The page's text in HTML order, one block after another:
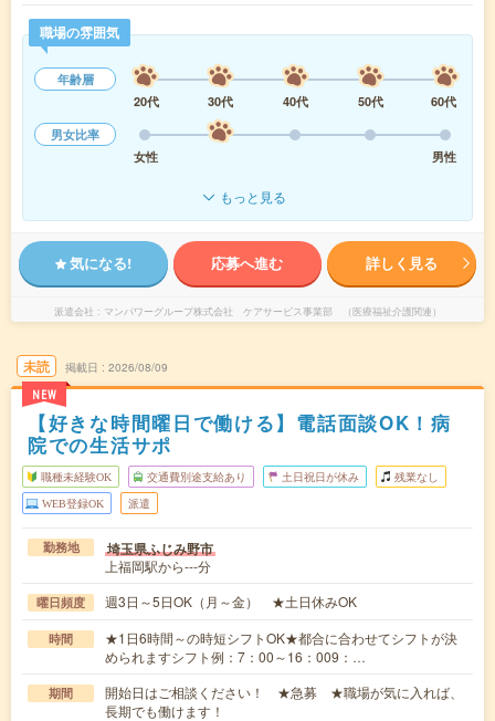
職場の雰囲気
年齢層
20代
30代 40代 50代
60代
男女比率
女性
男性
もっと見る
気になる! 応募へ進む 詳しく見る
派遣会社 マンパワーグループ株式会社 ケアサービス事業部 （医療福祉介護関連）
未読
NEW
掲載日 2026/08/09
【好きな時間曜日で働ける】電話面談OK！病
院での生活サポ
職種未経験OK 交通費別途支給あり 土日祝日が休み 残業なし
WEB登録OK 派遣
勤務地 埼玉県ふじみ野市
上福岡駅から---分
曜日頻度 週3日～5日OK（月～金） ★土日休みOK
時間
★1日6時間～の時短シフトOK★都合に合わせてシフトが決
められますシフト例：7：00～16：009：…
期間
開始日はご相談ください！ ★急募 ★職場が気に入れば、
長期でも働けます！